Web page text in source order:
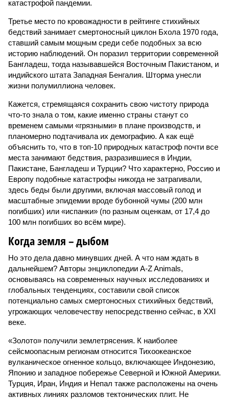
катастрофой пандемии.
Третье место по кровожадности в рейтинге стихийных
бедствий занимает смертоносный циклон Бхола 1970 года,
ставший самым мощным среди себе подобных за всю
историю наблюдений. Он поразил территории современной
Бангладеш, тогда называвшейся Восточным Пакистаном, и
индийского штата Западная Бенгалия. Шторма унесли
жизни полумиллиона человек.
Кажется, стремящаяся сохранить свою чистоту природа
что-то знала о том, какие именно страны станут со
временем самыми «грязными» в плане производств, и
планомерно подтачивала их демографию. А как ещё
объяснить то, что в топ-10 природных катастроф почти все
места занимают бедствия, разразившиеся в Индии,
Пакистане, Бангладеш и Турции? Что характерно, Россию и
Европу подобные катастрофы никогда не затрагивали,
здесь беды были другими, включая массовый голод и
масштабные эпидемии вроде бубонной чумы (200 млн
погибших) или «испанки» (по разным оценкам, от 17,4 до
100 млн погибших во всём мире).
Когда земля – дыбом
Но это дела давно минувших дней. А что нам ждать в
дальнейшем? Авторы энциклопедии A-Z Animals,
основываясь на современных научных исследованиях и
глобальных тенденциях, составили свой список
потенциально самых смертоносных стихийных бедствий,
угрожающих человечеству непосредственно сейчас, в XXI
веке.
«Золото» получили землетрясения. К наиболее
сейсмоопасным регионам относится Тихоокеанское
вулканическое огненное кольцо, включающее Индонезию,
Японию и западное побережье Северной и Южной Америки.
Турция, Иран, Индия и Непал также расположены на очень
активных линиях разломов тектонических плит. Не